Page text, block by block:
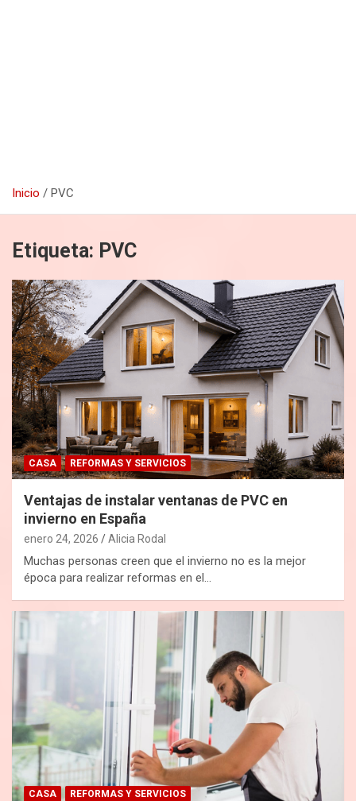
Inicio PVC
Etiqueta: PVC
CASA REFORMAS Y SERVICIOS
Ventajas de instalar ventanas de PVC en
invierno en España
enero 24, 2026 Alicia Rodal
Muchas personas creen que el invierno no es la mejor
época para realizar reformas en el…
CASA REFORMAS Y SERVICIOS